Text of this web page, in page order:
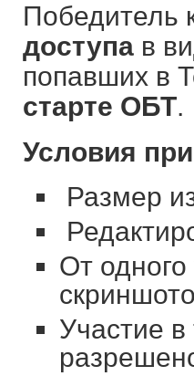
Победитель
доступав
попавших в
старте ОБТ.
Условия
Размер
От
Участие